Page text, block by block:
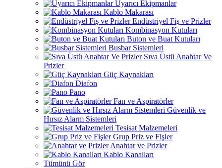
Uyarıcı Ekipmanlar
Kablo Makarası
Endüstriyel Fiş ve Prizler
Kombinasyon Kutuları
Buton ve Buat Kutuları
Busbar Sistemleri
Sıva Üstü Anahtar Ve
Prizler
Güç Kaynakları
Diafon
Pano
Fan ve Aspiratörler
Güvenlik ve
Hırsız Alarm Sistemleri
Tesisat Malzemeleri
Grup Priz ve Fişler
Anahtar ve Prizler
Kablo Kanalları
Tümünü Gör